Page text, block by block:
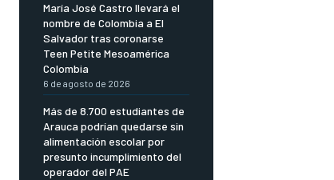
María José Castro llevará el
nombre de Colombia a El
Salvador tras coronarse
Teen Petite Mesoamérica
Colombia
6 de agosto de 2026
Más de 8.700 estudiantes de
Arauca podrían quedarse sin
alimentación escolar por
presunto incumplimiento del
operador del PAE